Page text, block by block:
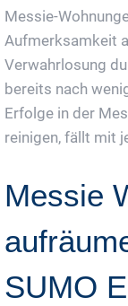
Messie-
Aufmerksamkeit
Verwahrlosung
bereits nach
Erfolge in der
reinigen, fällt mit
Messie
SUMO